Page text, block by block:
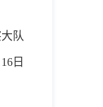
队
16 日